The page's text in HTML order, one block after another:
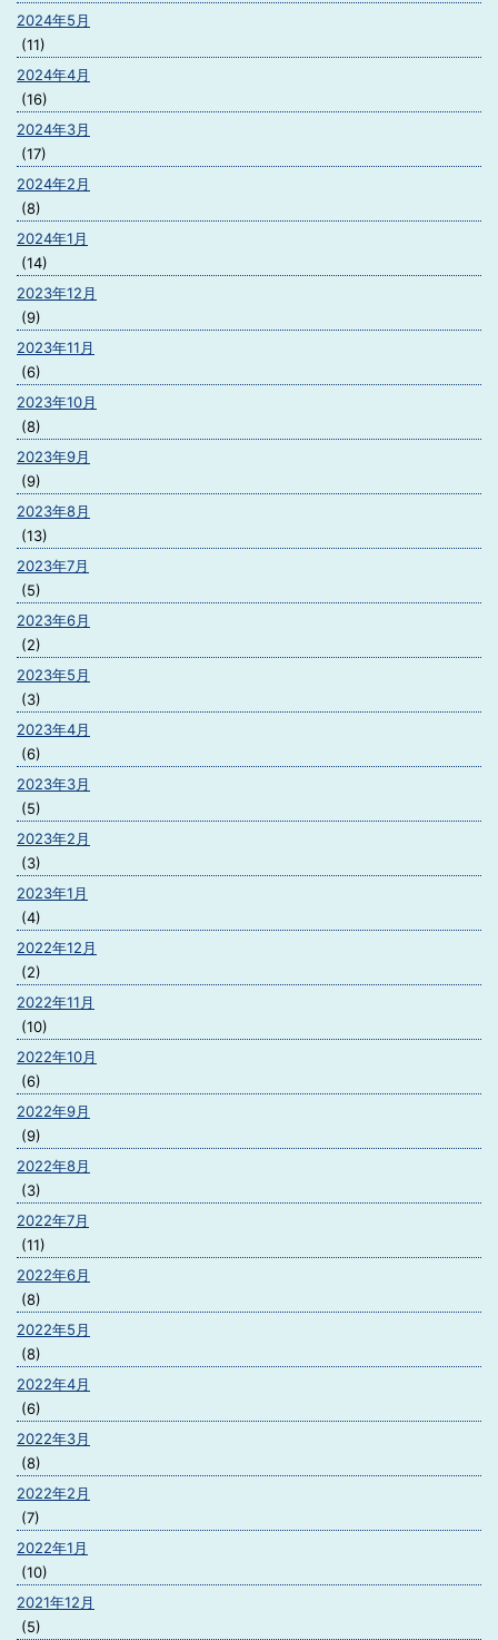
2024年5月
(11)
2024年4月
(16)
2024年3月
(17)
2024年2月
(8)
2024年1月
(14)
2023年12月
(9)
2023年11月
(6)
2023年10月
(8)
2023年9月
(9)
2023年8月
(13)
2023年7月
(5)
2023年6月
(2)
2023年5月
(3)
2023年4月
(6)
2023年3月
(5)
2023年2月
(3)
2023年1月
(4)
2022年12月
(2)
2022年11月
(10)
2022年10月
(6)
2022年9月
(9)
2022年8月
(3)
2022年7月
(11)
2022年6月
(8)
2022年5月
(8)
2022年4月
(6)
2022年3月
(8)
2022年2月
(7)
2022年1月
(10)
2021年12月
(5)